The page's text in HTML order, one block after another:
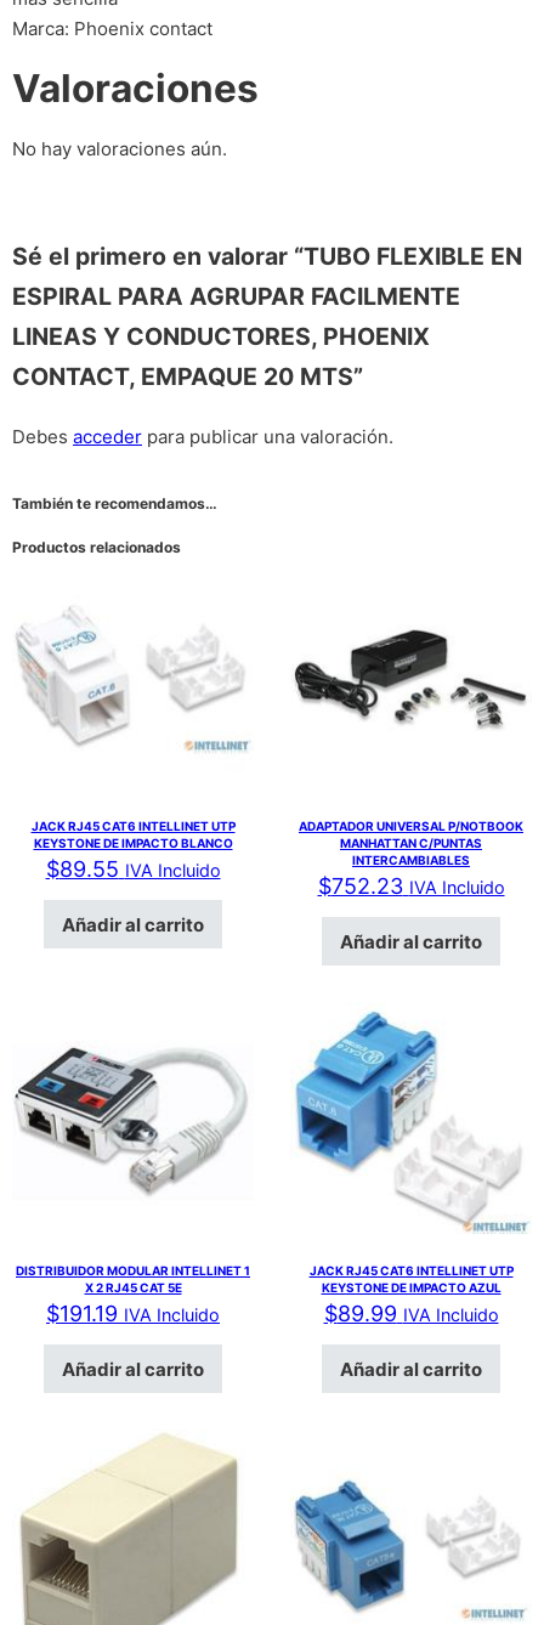
Marca: Phoenix contact
Valoraciones
No hay valoraciones aún.
Sé el primero en valorar “TUBO FLEXIBLE EN
ESPIRAL PARA AGRUPAR FACILMENTE
LINEAS Y CONDUCTORES, PHOENIX
CONTACT, EMPAQUE 20 MTS”
Debes acceder para publicar una valoración.
También te recomendamos…
Productos relacionados
JACK RJ45 CAT6 INTELLINET UTP
KEYSTONE DE IMPACTO BLANCO
$89.55 IVA Incluido
Añadir al carrito
ADAPTADOR UNIVERSAL P/NOTBOOK
MANHATTAN C/PUNTAS
INTERCAMBIABLES
$752.23 IVA Incluido
Añadir al carrito
DISTRIBUIDOR MODULAR INTELLINET 1
X 2 RJ45 CAT 5E
$191.19 IVA Incluido
Añadir al carrito
JACK RJ45 CAT6 INTELLINET UTP
KEYSTONE DE IMPACTO AZUL
$89.99 IVA Incluido
Añadir al carrito